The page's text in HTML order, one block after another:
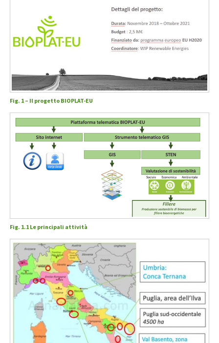
Fig. 1 – Il progetto BIOPLAT-EU
Fig. 1.1 Le principali attività